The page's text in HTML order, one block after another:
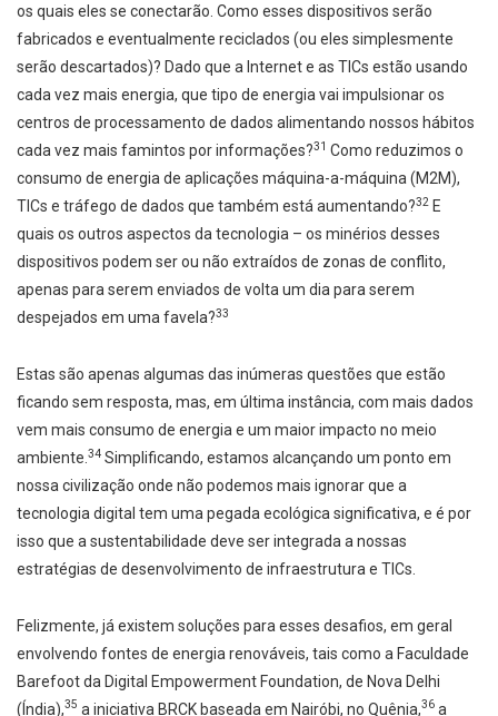
os quais eles se conectarão. Como esses dispositivos serão
fabricados e eventualmente reciclados (ou eles simplesmente
serão descartados)? Dado que a Internet e as TICs estão usando
cada vez mais energia, que tipo de energia vai impulsionar os
centros de processamento de dados alimentando nossos hábitos
cada vez mais famintos por informações?31 Como reduzimos o
consumo de energia de aplicações máquina-a-máquina (M2M),
TICs e tráfego de dados que também está aumentando?32 E
quais os outros aspectos da tecnologia – os minérios desses
dispositivos podem ser ou não extraídos de zonas de conflito,
apenas para serem enviados de volta um dia para serem
despejados em uma favela?33
Estas são apenas algumas das inúmeras questões que estão
ficando sem resposta, mas, em última instância, com mais dados
vem mais consumo de energia e um maior impacto no meio
ambiente. 34 Simplificando, estamos alcançando um ponto em
nossa civilização onde não podemos mais ignorar que a
tecnologia digital tem uma pegada ecológica significativa, e é por
isso que a sustentabilidade deve ser integrada a nossas
estratégias de desenvolvimento de infraestrutura e TICs.
Felizmente, já existem soluções para esses desafios, em geral
envolvendo fontes de energia renováveis, tais como a Faculdade
Barefoot da Digital Empowerment Foundation, de Nova Delhi
(Índia),35 a iniciativa BRCK baseada em Nairóbi, no Quênia,36 a